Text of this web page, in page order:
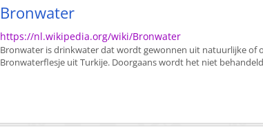
Bronwater
https://nl.wikipedia.org/wiki/Bronwater
Bronwater is drinkwater dat wordt gewonnen uit natuurlijke of
Bronwaterflesje uit Turkije. Doorgaans wordt het niet